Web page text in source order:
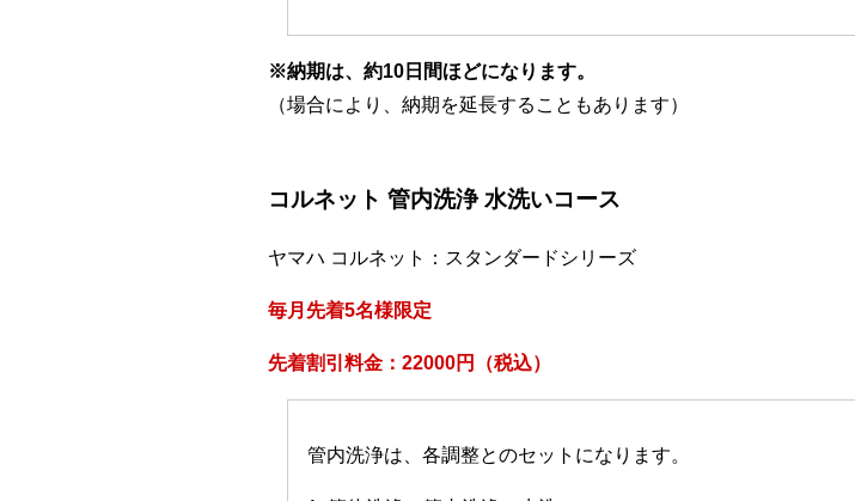
※納期は、約10日間ほどになります。
（場合により、納期を延長することもあります）
コルネット 管内洗浄 水洗いコース
ヤマハ コルネット：スタンダードシリーズ
毎月先着5名様限定
先着割引料金：22000円（税込）
管内洗浄は、各調整とのセットになります。